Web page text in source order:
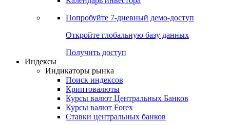
Попробуйте 7-дневный демо-доступ
Откройте глобальную базу данных
Получить доступ
Индексы
Индикаторы рынка
Поиск индексов
Криптовалюты
Курсы валют Центральных Банков
Курсы валют Forex
Ставки центральных банков